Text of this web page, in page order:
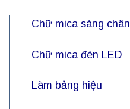
Chữ mica sáng chân
Chữ mica đèn LED
Làm bảng hiệu